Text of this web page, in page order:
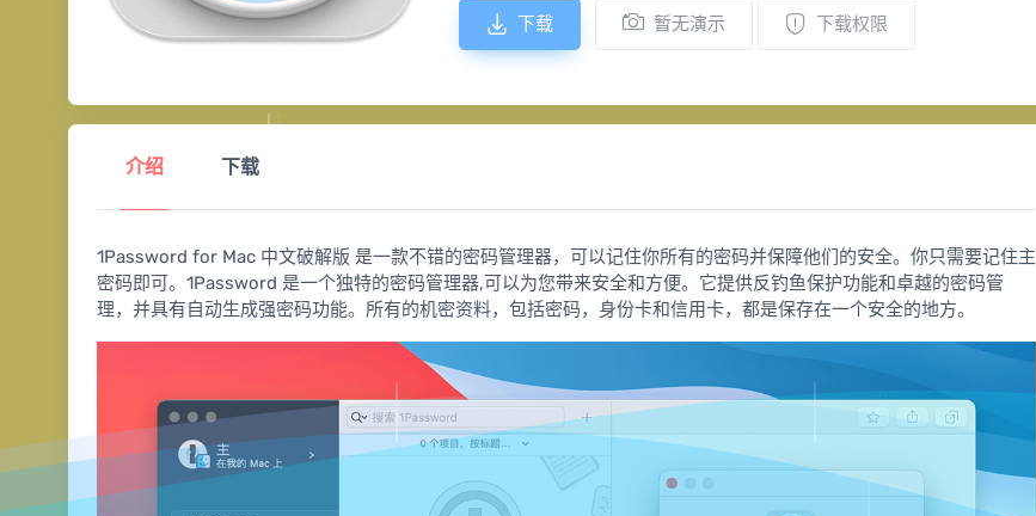
下载 暂无演示 下载权限
介绍 下载
1Password for Mac 中文破解版 是一款不错的密码管理器，可以记住你所有的密码并保障他们的安全。你只需要记住主
密码即可。1Password 是一个独特的密码管理器,可以为您带来安全和方便。它提供反钓鱼保护功能和卓越的密码管
理，并具有自动生成强密码功能。所有的机密资料，包括密码，身份卡和信用卡，都是保存在一个安全的地方。